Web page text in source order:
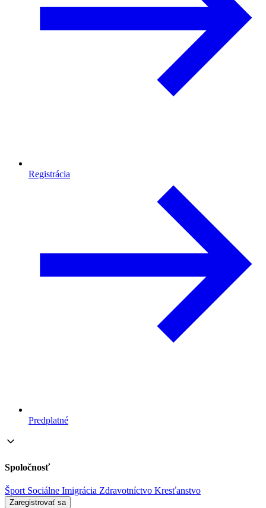
Registrácia
Predplatné
Spoločnosť
Šport Sociálne Imigrácia Zdravotníctvo Kresťanstvo
Zaregistrovať sa